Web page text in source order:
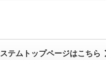
テムトップページはこちら